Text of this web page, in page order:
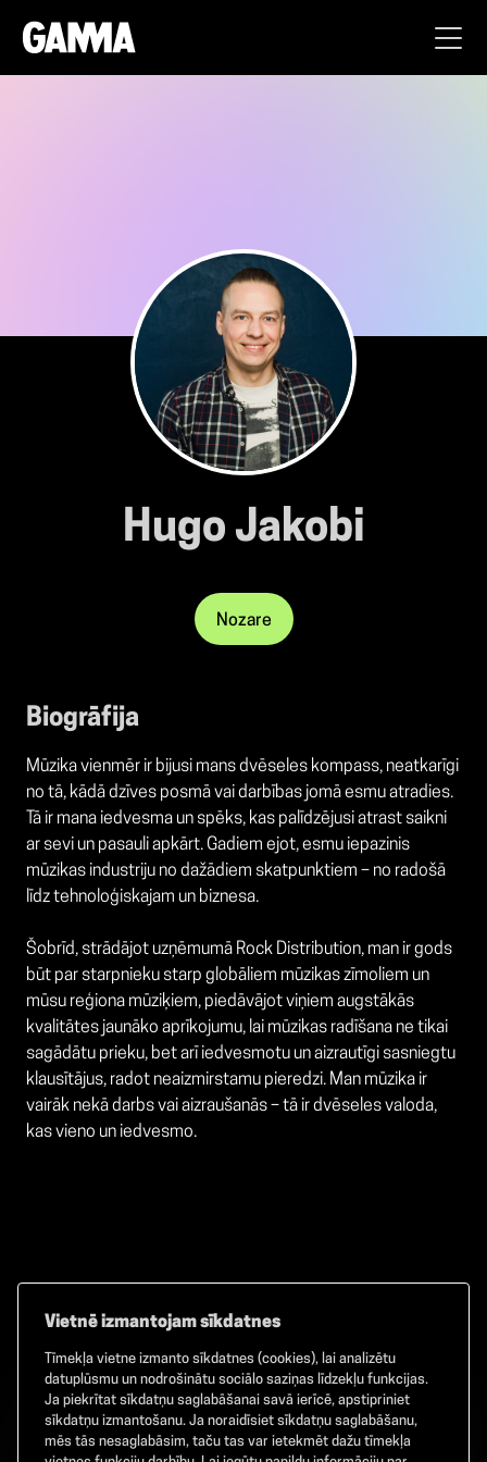
Hugo Jakobi
Nozare
Biogrāfija
Mūzika vienmēr ir bijusi mans dvēseles kompass, neatkarīgi
no tā, kādā dzīves posmā vai darbības jomā esmu atradies.
Tā ir mana iedvesma un spēks, kas palīdzējusi atrast saikni
ar sevi un pasauli apkārt. Gadiem ejot, esmu iepazinis
mūzikas industriju no dažādiem skatpunktiem – no radošā
līdz tehnoloģiskajam un biznesa.
Šobrīd, strādājot uzņēmumā Rock Distribution, man ir gods
būt par starpnieku starp globāliem mūzikas zīmoliem un
mūsu reģiona mūziķiem, piedāvājot viņiem augstākās
kvalitātes jaunāko aprīkojumu, lai mūzikas radīšana ne tikai
sagādātu prieku, bet arī iedvesmotu un aizrautīgi sasniegtu
klausītājus, radot neaizmirstamu pieredzi. Man mūzika ir
vairāk nekā darbs vai aizraušanās – tā ir dvēseles valoda,
kas vieno un iedvesmo.
Facebook TikTok Instagram
Vietnē izmantojam sīkdatnes
Tīmekļa vietne izmanto sīkdatnes (cookies), lai analizētu
datuplūsmu un nodrošinātu sociālo saziņas līdzekļu funkcijas.
Ja piekrītat sīkdatņu saglabāšanai savā ierīcē, apstipriniet
sīkdatņu izmantošanu. Ja noraidīsiet sīkdatņu saglabāšanu,
mēs tās nesaglabāsim, taču tas var ietekmēt dažu tīmekļa